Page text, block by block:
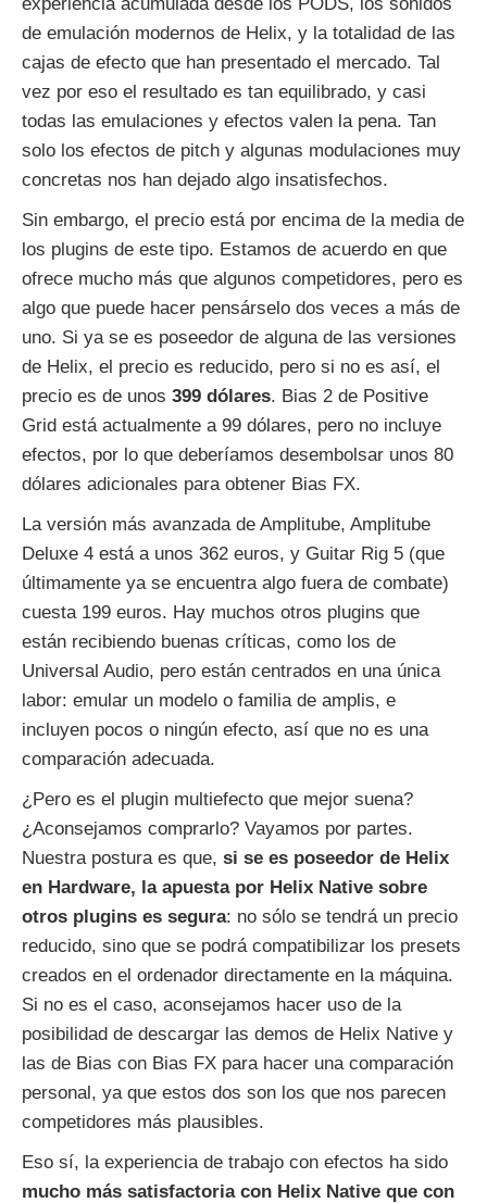
de emulación modernos de Helix, y la totalidad de las
cajas de efecto que han presentado el mercado. Tal
vez por eso el resultado es tan equilibrado, y casi
todas las emulaciones y efectos valen la pena. Tan
solo los efectos de pitch y algunas modulaciones muy
concretas nos han dejado algo insatisfechos.
Sin embargo, el precio está por encima de la media de
los plugins de este tipo. Estamos de acuerdo en que
ofrece mucho más que algunos competidores, pero es
algo que puede hacer pensárselo dos veces a más de
uno. Si ya se es poseedor de alguna de las versiones
de Helix, el precio es reducido, pero si no es así, el
precio es de unos 399 dólares. Bias 2 de Positive
Grid está actualmente a 99 dólares, pero no incluye
efectos, por lo que deberíamos desembolsar unos 80
dólares adicionales para obtener Bias FX.
La versión más avanzada de Amplitube, Amplitube
Deluxe 4 está a unos 362 euros, y Guitar Rig 5 (que
últimamente ya se encuentra algo fuera de combate)
cuesta 199 euros. Hay muchos otros plugins que
están recibiendo buenas críticas, como los de
Universal Audio, pero están centrados en una única
labor: emular un modelo o familia de amplis, e
incluyen pocos o ningún efecto, así que no es una
comparación adecuada.
¿Pero es el plugin multiefecto que mejor suena?
¿Aconsejamos comprarlo? Vayamos por partes.
Nuestra postura es que, si se es poseedor de Helix
en Hardware, la apuesta por Helix Native sobre
otros plugins es segura: no sólo se tendrá un precio
reducido, sino que se podrá compatibilizar los presets
creados en el ordenador directamente en la máquina.
Si no es el caso, aconsejamos hacer uso de la
posibilidad de descargar las demos de Helix Native y
las de Bias con Bias FX para hacer una comparación
personal, ya que estos dos son los que nos parecen
competidores más plausibles.
Eso sí, la experiencia de trabajo con efectos ha sido
mucho más satisfactoria con Helix Native que con